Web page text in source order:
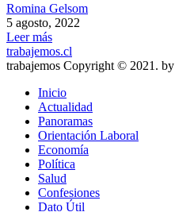
Romina Gelsom
5 agosto, 2022
Leer más
trabajemos.cl
trabajemos Copyright © 2021. by
Inicio
Actualidad
Panoramas
Orientación Laboral
Economía
Política
Salud
Confesiones
Dato Útil